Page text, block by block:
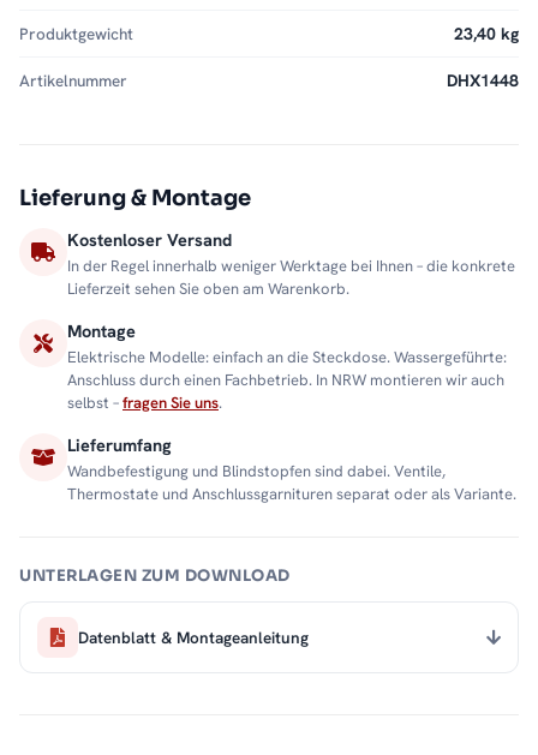
Produktgewicht 23,40 kg
Artikelnummer DHX1448
Lieferung & Montage
Kostenloser Versand
In der Regel innerhalb weniger Werktage bei Ihnen – die konkrete
Lieferzeit sehen Sie oben am Warenkorb.
Montage
Elektrische Modelle: einfach an die Steckdose. Wassergeführte:
Anschluss durch einen Fachbetrieb. In NRW montieren wir auch
selbst –fragen Sie uns.
Lieferumfang
Wandbefestigung und Blindstopfen sind dabei. Ventile,
Thermostate und Anschlussgarnituren separat oder als Variante.
UNTERLAGEN ZUM DOWNLOAD
Datenblatt & Montageanleitung